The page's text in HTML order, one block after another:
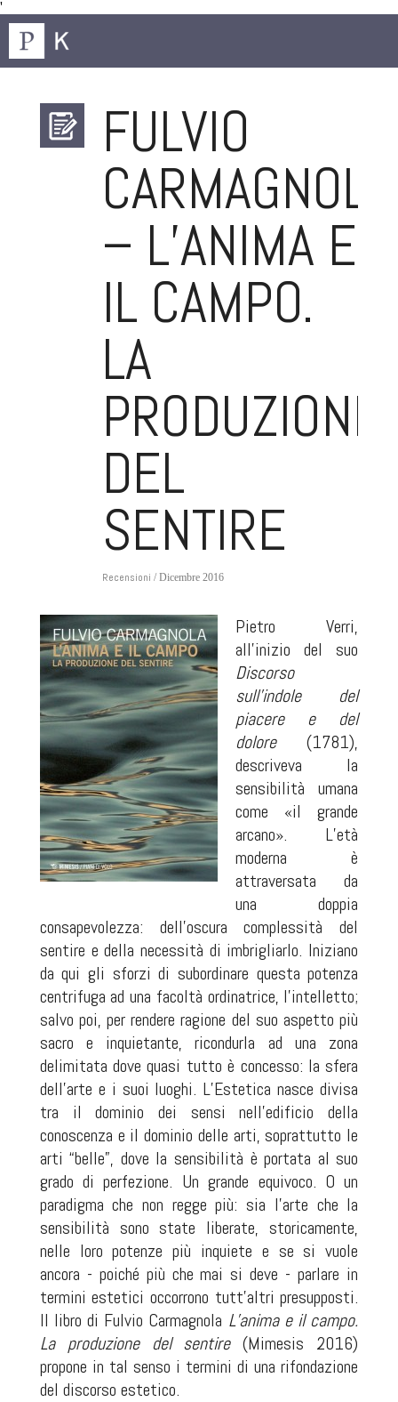
'
FULVIO
CARMAGNOLA
– L’ANIMA E
IL CAMPO.
LA
PRODUZIONE
DEL
SENTIRE
Recensioni / Dicembre 2016
Pietro Verri,
all’inizio del suo
Discorso
sull’indole del
piacere e del
dolore(1781),
descriveva la
sensibilità umana
come «il grande
arcano». L’età
moderna è
attraversata da
una doppia
consapevolezza: dell’oscura complessità del
sentire e della necessità di imbrigliarlo. Iniziano
da qui gli sforzi di subordinare questa potenza
centrifuga ad una facoltà ordinatrice, l’intelletto;
salvo poi, per rendere ragione del suo aspetto più
sacro e inquietante, ricondurla ad una zona
delimitata dove quasi tutto è concesso: la sfera
dell’arte e i suoi luoghi. L’Estetica nasce divisa
tra il dominio dei sensi nell’edificio della
conoscenza e il dominio delle arti, soprattutto le
arti “belle”, dove la sensibilità è portata al suo
grado di perfezione. Un grande equivoco. O un
paradigma che non regge più: sia l’arte che la
sensibilità sono state liberate, storicamente,
nelle loro potenze più inquiete e se si vuole
ancora - poiché più che mai si deve - parlare in
termini estetici occorrono tutt’altri presupposti.
Il libro di Fulvio Carmagnola L’anima e il campo.
La produzione del sentire(Mimesis 2016)
propone in tal senso i termini di una rifondazione
del discorso estetico.